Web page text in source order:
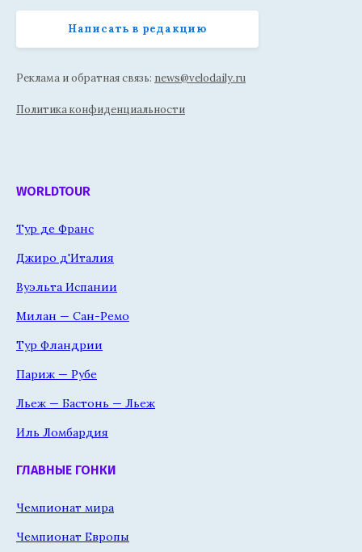
Написать в редакцию
Реклама и обратная связь: news@velodaily.ru
Политика конфиденциальности
WORLDTOUR
Тур де Франс
Джиро д'Италия
Вуэльта Испании
Милан — Сан-Ремо
Тур Фландрии
Париж — Рубе
Льеж — Бастонь — Льеж
Иль Ломбардия
ГЛАВНЫЕ ГОНКИ
Чемпионат мира
Чемпионат Европы